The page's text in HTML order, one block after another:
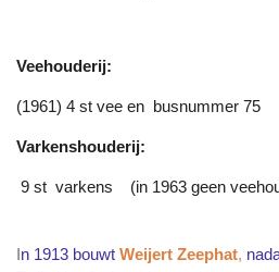
Veehouderij:
(1961) 4 st vee en busnummer 75
Varkenshouderij:
9 st varkens (in 1963 geen
In 1913 bouwt Weijert Zeephat,